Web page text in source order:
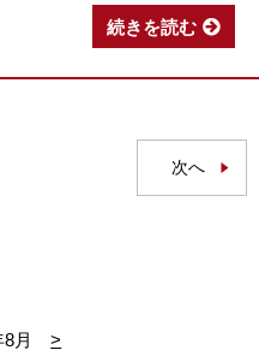
続きを読む
次へ
月
>